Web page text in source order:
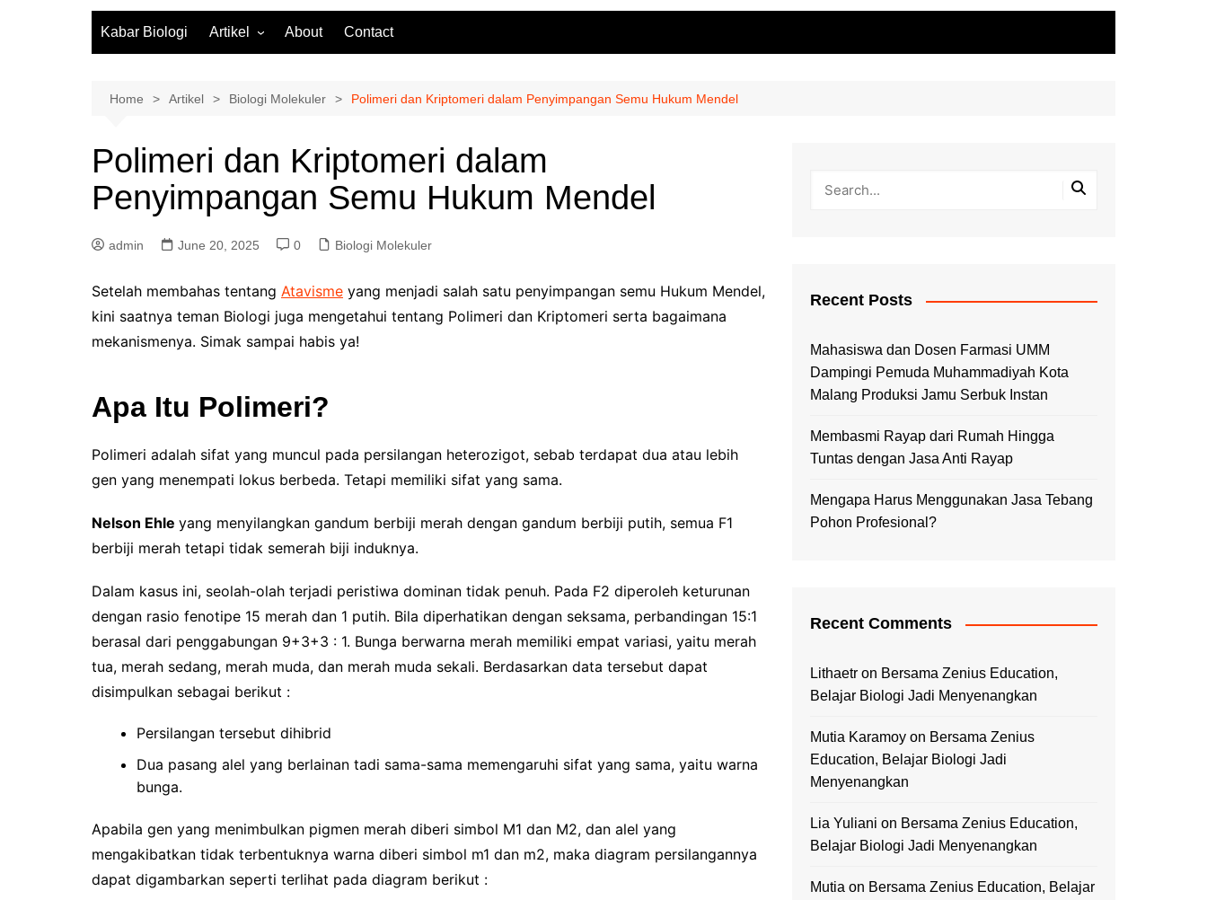
Kabar Biologi Artikel
Biologi Molekuler
Zoologi
Botani
Mikrobiologi
Ekosistem
About Contact
Home Artikel Biologi Molekuler Polimeri dan Kriptomeri dalam Penyimpangan Semu Hukum Mendel
Polimeri dan Kriptomeri dalam
Penyimpangan Semu Hukum Mendel
admin June 20, 2025 0 Biologi Molekuler
Setelah membahas tentang Atavisme yang menjadi salah satu penyimpangan semu Hukum Mendel,
kini saatnya teman Biologi juga mengetahui tentang Polimeri dan Kriptomeri serta bagaimana
mekanismenya. Simak sampai habis ya!
Apa Itu Polimeri?
Polimeri adalah sifat yang muncul pada persilangan heterozigot, sebab terdapat dua atau lebih
gen yang menempati lokus berbeda. Tetapi memiliki sifat yang sama.
Nelson Ehle yang menyilangkan gandum berbiji merah dengan gandum berbiji putih, semua F1
berbiji merah tetapi tidak semerah biji induknya.
Dalam kasus ini, seolah-olah terjadi peristiwa dominan tidak penuh. Pada F2 diperoleh keturunan
dengan rasio fenotipe 15 merah dan 1 putih. Bila diperhatikan dengan seksama, perbandingan 15:1
berasal dari penggabungan 9+3+3 : 1. Bunga berwarna merah memiliki empat variasi, yaitu merah
tua, merah sedang, merah muda, dan merah muda sekali. Berdasarkan data tersebut dapat
disimpulkan sebagai berikut :
Persilangan tersebut dihibrid
Dua pasang alel yang berlainan tadi sama-sama memengaruhi sifat yang sama, yaitu warna
bunga.
Apabila gen yang menimbulkan pigmen merah diberi simbol M1 dan M2, dan alel yang
mengakibatkan tidak terbentuknya warna diberi simbol m1 dan m2, maka diagram persilangannya
dapat digambarkan seperti terlihat pada diagram berikut :
Recent Posts
Mahasiswa dan Dosen Farmasi UMM
Dampingi Pemuda Muhammadiyah Kota
Malang Produksi Jamu Serbuk Instan
Membasmi Rayap dari Rumah Hingga
Tuntas dengan Jasa Anti Rayap
Mengapa Harus Menggunakan Jasa Tebang
Pohon Profesional?
Recent Comments
Lithaetr on Bersama Zenius Education,
Belajar Biologi Jadi Menyenangkan
Mutia Karamoy on Bersama Zenius
Education, Belajar Biologi Jadi
Menyenangkan
Lia Yuliani on Bersama Zenius Education,
Belajar Biologi Jadi Menyenangkan
Mutia on Bersama Zenius Education, Belajar